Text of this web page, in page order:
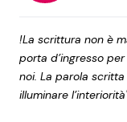
!La scrittura non è
porta d’ingresso
noi. La parola
illuminare